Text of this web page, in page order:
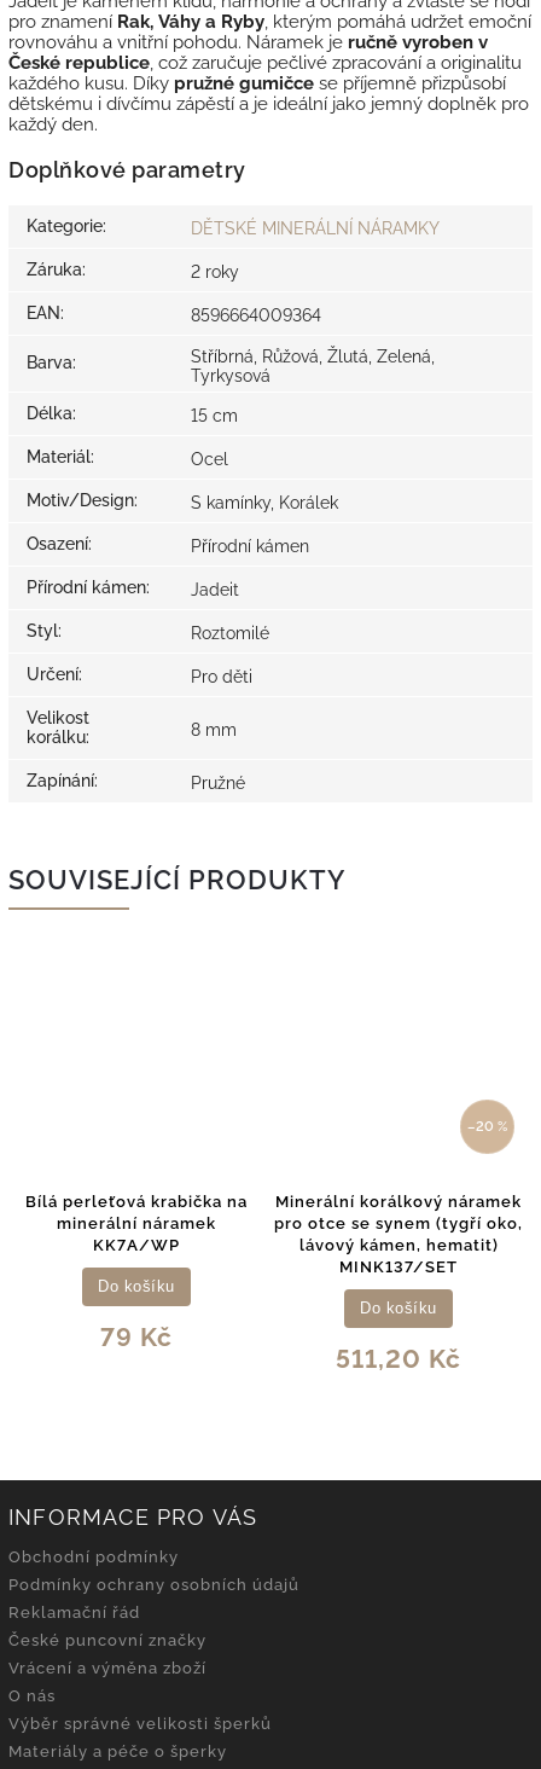
pro znamení Rak, Váhy a Ryby, kterým pomáhá udržet emoční
rovnováhu a vnitřní pohodu. Náramek je ručně vyroben v
České republice, což zaručuje pečlivé zpracování a originalitu
každého kusu. Díky pružné gumičce se příjemně přizpůsobí
dětskému i dívčímu zápěstí a je ideální jako jemný doplněk pro
každý den.
Doplňkové parametry
Kategorie: DĚTSKÉ MINERÁLNÍ NÁRAMKY
Záruka: 2 roky
EAN: 8596664009364
Barva:
Stříbrná, Růžová, Žlutá, Zelená,
Tyrkysová
Délka: 15 cm
Materiál: Ocel
Motiv/Design: S kamínky, Korálek
Osazení: Přírodní kámen
Přírodní kámen: Jadeit
Styl: Roztomilé
Určení: Pro děti
Velikost
korálku: 8 mm
Zapínání: Pružné
SOUVISEJÍCÍ PRODUKTY
Bílá perleťová krabička na
minerální náramek
KK7A/WP
79 Kč
Do košíku
–20 %
Minerální korálkový náramek
pro otce se synem (tygří oko,
lávový kámen, hematit)
MINK137/SET
511,20 Kč
Do košíku
INFORMACE PRO VÁS
Obchodní podmínky
Podmínky ochrany osobních údajů
Reklamační řád
České puncovní značky
Vrácení a výměna zboží
O nás
Výběr správné velikosti šperků
Materiály a péče o šperky